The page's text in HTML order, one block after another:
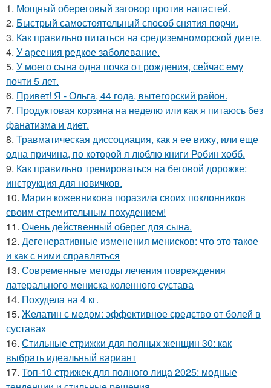
1. Мощный обереговый заговор против напастей.
2. Быстрый самостоятельный способ снятия порчи.
3. Как правильно питаться на средиземноморской диете.
4. У арсения редкое заболевание.
5. У моего сына одна почка от рождения, сейчас ему
почти 5 лет.
6. Привет! Я - Ольга, 44 года, вытегорский район.
7. Продуктовая корзина на неделю или как я питаюсь без
фанатизма и диет.
8. Травматическая диссоциация, как я ее вижу, или еще
одна причина, по которой я люблю книги Робин хобб.
9. Как правильно тренироваться на беговой дорожке:
инструкция для новичков.
10. Мария кожевникова поразила своих поклонников
своим стремительным похудением!
11. Очень действенный оберег для сына.
12. Дегенеративные изменения менисков: что это такое
и как с ними справляться
13. Современные методы лечения повреждения
латерального мениска коленного сустава
14. Похудела на 4 кг.
15. Желатин с медом: эффективное средство от болей в
суставах
16. Стильные стрижки для полных женщин 30: как
выбрать идеальный вариант
17. Топ-10 стрижек для полного лица 2025: модные